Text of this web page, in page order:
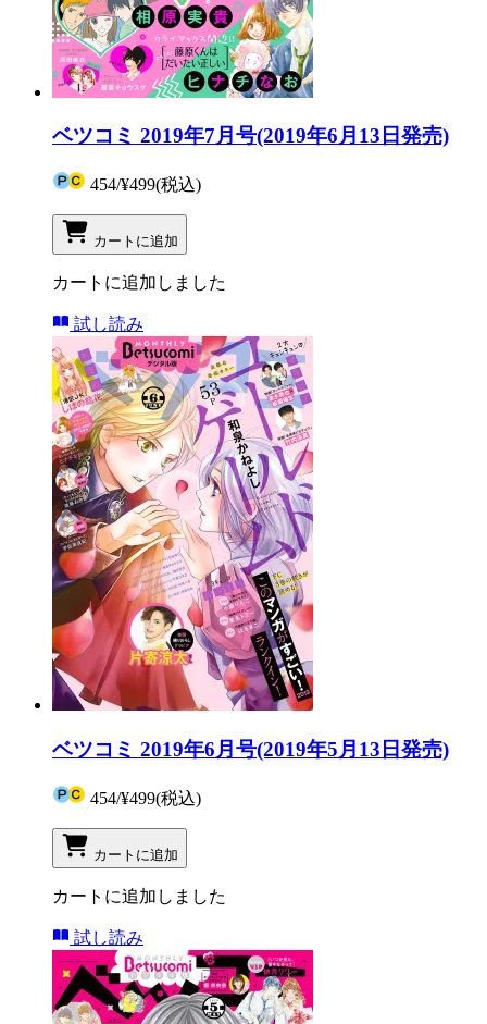
ベツコミ 2019年7月号(2019年6月13日発売)
454/¥499(税込)
カートに追加
カートに追加しました
試し読み
ベツコミ 2019年6月号(2019年5月13日発売)
454/¥499(税込)
カートに追加
カートに追加しました
試し読み